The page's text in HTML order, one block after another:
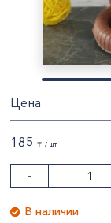
Цена
185 〒 / шт
-
В наличии